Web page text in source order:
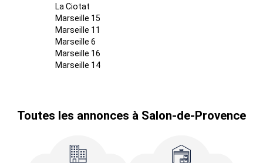
La Ciotat
Marseille 15
Marseille 11
Marseille 6
Marseille 16
Marseille 14
Toutes les annonces à Salon-de-Provence